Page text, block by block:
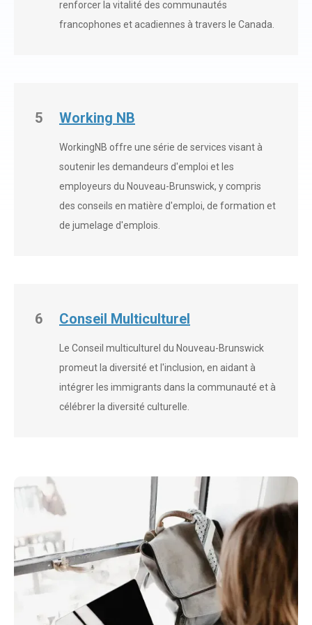
renforcer la vitalité des communautés
francophones et acadiennes à travers le Canada.
5 Working NB
WorkingNB offre une série de services visant à
soutenir les demandeurs d'emploi et les
employeurs du Nouveau-Brunswick, y compris
des conseils en matière d'emploi, de formation et
de jumelage d'emplois.
6 Conseil Multiculturel
Le Conseil multiculturel du Nouveau-Brunswick
promeut la diversité et l'inclusion, en aidant à
intégrer les immigrants dans la communauté et à
célébrer la diversité culturelle.